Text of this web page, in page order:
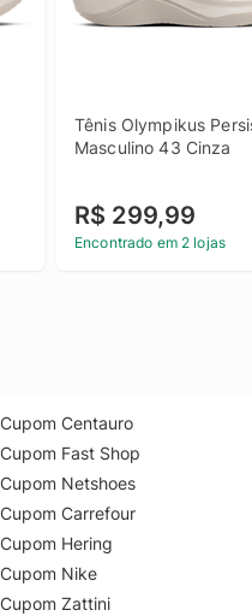
Tênis Olympikus
Masculino 43 Cinza
R$ 299,99
Encontrado em 2 lojas
Cupom Centauro
Cupom Fast Shop
Cupom Netshoes
Cupom Carrefour
Cupom Hering
Cupom Nike
Cupom Zattini